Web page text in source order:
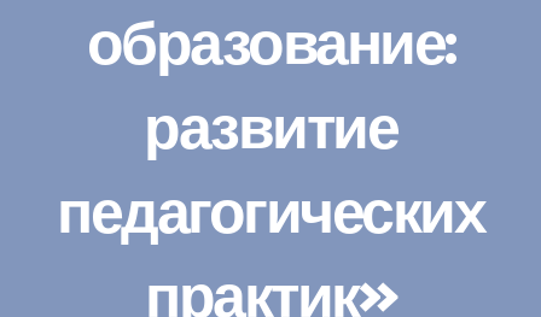
образование:
развитие
педагогических
практик»